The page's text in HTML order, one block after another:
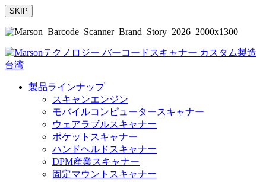
SKIP
製品ラインナップ
スキャンエンジン
モバイルコンピュータースキャナー
ウェアラブルスキャナー
ポケットスキャナー
ハンドヘルドスキャナー
DPM産業スキャナー
固定マウントスキャナー